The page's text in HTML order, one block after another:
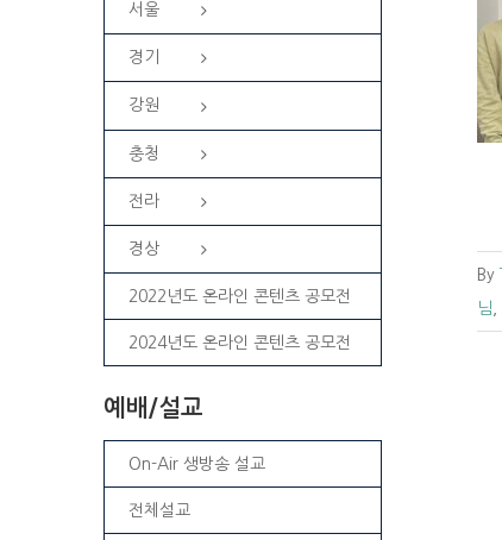
[기관소개] 동부교회 아동부를 소개합니
교회소식 동부교회소식
By
님
서울
경기
강원
충청
전라
경상
2022년도 온라인 콘텐츠 공모전
2024년도 온라인 콘텐츠 공모전
예배/설교
On-Air 생방송 설교
전체설교